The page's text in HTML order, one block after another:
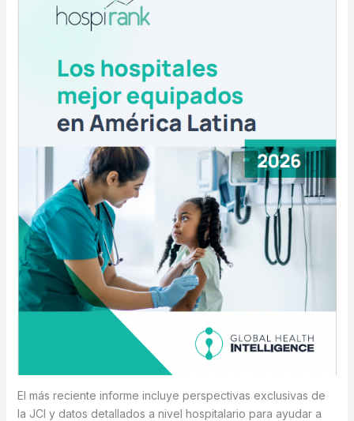
El más reciente informe incluye perspectivas exclusivas de
la JCI y datos detallados a nivel hospitalario para ayudar a